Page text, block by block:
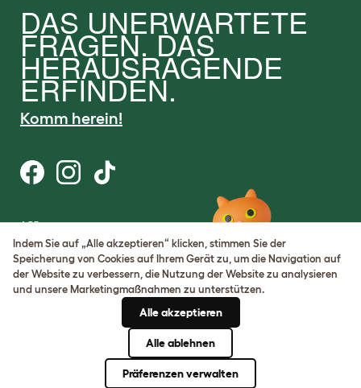
DAS UNERWARTETE
FRAGEN. DAS
HERAUSRAGENDE
ERFINDEN.
Komm herein!
AGB
Datenschutz
Cookie Settings
Sitemap
Handelsregisternummer:
Indem Sie auf „Alle akzeptieren“ klicken, stimmen Sie der
Speicherung von Cookies auf Ihrem Gerät zu, um die Navigation auf
der Website zu verbessern, die Nutzung der Website zu analysieren
und unsere Marketingmaßnahmen zu unterstützen.
Alle akzeptieren
Alle ablehnen
Präferenzen verwalten